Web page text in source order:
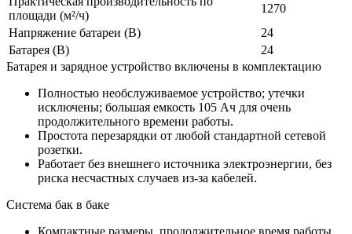
площади (м²/ч)
1270
Напряжение батареи (В)
24
Батарея (В)
24
Батарея и зарядное устройство включены в комплектацию
Полностью необслуживаемое устройство; утечки
исключены; большая емкость 105 Ач для очень
продолжительного времени работы.
Простота перезарядки от любой стандартной сетевой
розетки.
Работает без внешнего источника электроэнергии, без
риска несчастных случаев из-за кабелей.
Система бак в баке